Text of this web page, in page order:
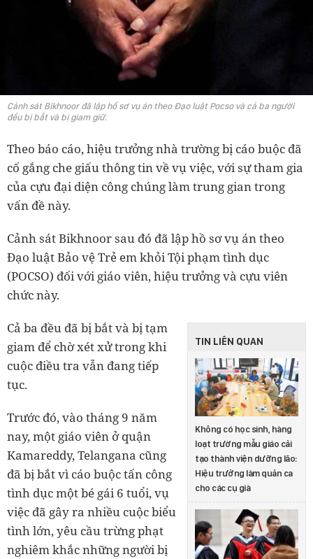
Cảnh sát Bikhnoor đã lập hồ sơ vụ án theo Đạo luật Pocso và cả ba người
đều bị bắt và bị giam giữ.
Theo báo cáo, hiệu trưởng nhà trường bị cáo buộc đã
cố gắng che giấu thông tin về vụ việc, với sự tham gia
của cựu đại diện công chúng làm trung gian trong
vấn đề này.
Cảnh sát Bikhnoor sau đó đã lập hồ sơ vụ án theo
Đạo luật Bảo vệ Trẻ em khỏi Tội phạm tình dục
(POCSO) đối với giáo viên, hiệu trưởng và cựu viên
chức này.
TIN LIÊN QUAN
Không có học sinh, hàng
loạt trường mẫu giáo cải
tạo thành viện dưỡng lão:
Hiệu trưởng làm quản ca
cho các cụ già
Cả ba đều đã bị bắt và bị tạm
giam để chờ xét xử trong khi
cuộc điều tra vẫn đang tiếp
tục.
Trước đó, vào tháng 9 năm
nay, một giáo viên ở quận
Kamareddy, Telangana cũng
đã bị bắt vì cáo buộc tấn công
tình dục một bé gái 6 tuổi, vụ
việc đã gây ra nhiều cuộc biểu
tình lớn, yêu cầu trừng phạt
nghiêm khắc những người bị